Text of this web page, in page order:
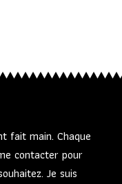
fait main. Chaque
contacter pour
Je suis